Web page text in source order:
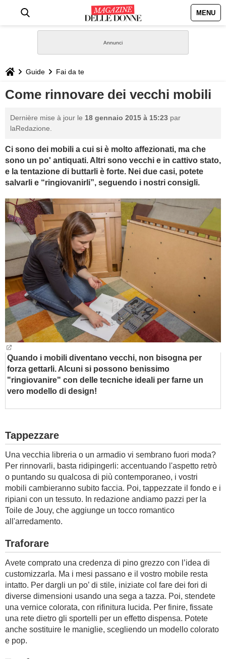
MENU
STILE
BIOGRAFIE
GASTRONOMIA
SESSO
BAMBINO
DIETA
GUIDE
FORUM
Guide Fai da te
Come rinnovare dei vecchi mobili
Dernière mise à jour le 18 gennaio 2015 à 15:23 par
laRedazione.
Ci sono dei mobili a cui si è molto affezionati, ma che
sono un po' antiquati. Altri sono vecchi e in cattivo stato,
e la tentazione di buttarli è forte. Nei due casi, potete
salvarli e “ringiovanirli”, seguendo i nostri consigli.
Quando i mobili diventano vecchi, non bisogna per
forza gettarli. Alcuni si possono benissimo
"ringiovanire" con delle tecniche ideali per farne un
vero modello di design!
Tappezzare
Una vecchia libreria o un armadio vi sembrano fuori moda?
Per rinnovarli, basta ridipingerli: accentuando l'aspetto retrò
o puntando su qualcosa di più contemporaneo, i vostri
mobili cambieranno subito faccia. Poi, tappezzate il fondo e i
ripiani con un tessuto. In redazione andiamo pazzi per la
Toile de Jouy, che aggiunge un tocco romantico
all'arredamento.
Traforare
Avete comprato una credenza di pino grezzo con l’idea di
customizzarla. Ma i mesi passano e il vostro mobile resta
intatto. Per dargli un po’ di stile, iniziate col fare dei fori di
diverse dimensioni usando una sega a tazza. Poi, stendete
una vernice colorata, con rifinitura lucida. Per finire, fissate
una rete dietro gli sportelli per un effetto dispensa. Potete
anche sostituire le maniglie, scegliendo un modello colorato
e pop.